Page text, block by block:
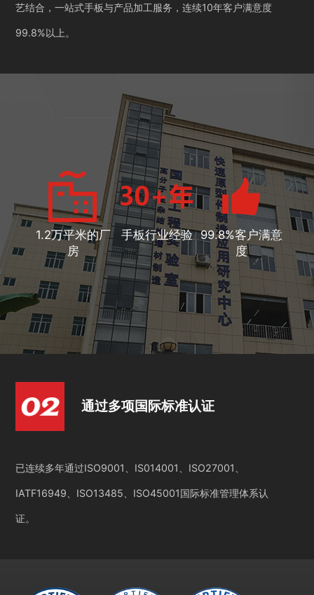
艺结合，一站式手板与产品加工服务，连续10年客户满意度
99.8%以上。
1.2万平米的厂
房
手板行业经验 99.8%客户满意
度
通过多项国际标准认证
已连续多年通过ISO9001、IS014001、ISO27001、
IATF16949、ISO13485、ISO45001国际标准管理体系认
证。